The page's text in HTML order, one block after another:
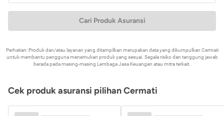
Cari Produk Asuransi
Perhatian: Produk dan/atau layanan yang ditampilkan merupakan data yang dikumpulkan Cermati
untuk membantu pengguna menemukan produk yang sesuai. Segala risiko dan tanggung jawab
berada pada masing-masing Lembaga Jasa Keuangan atau mitra terkait.
Cek produk asuransi pilihan Cermati